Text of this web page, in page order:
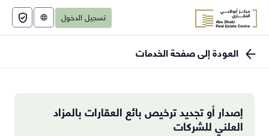
تسجيل الدخول English
العودة إلى صفحة الخدمات
إصدار أو تجديد ترخيص بائع العقارات بالمزاد
العلني للشركات